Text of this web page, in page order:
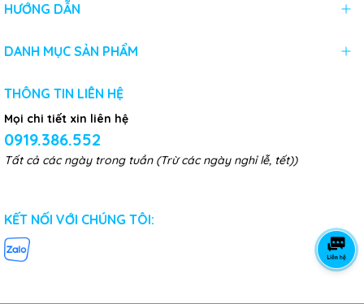
HƯỚNG DẪN
DANH MỤC SẢN PHẨM
THÔNG TIN LIÊN HỆ
Mọi chi tiết xin liên hệ
0919.386.552
Tất cả các ngày trong tuần (Trừ các ngày nghỉ lễ, tết))
KẾT NỐI VỚI CHÚNG TÔI: